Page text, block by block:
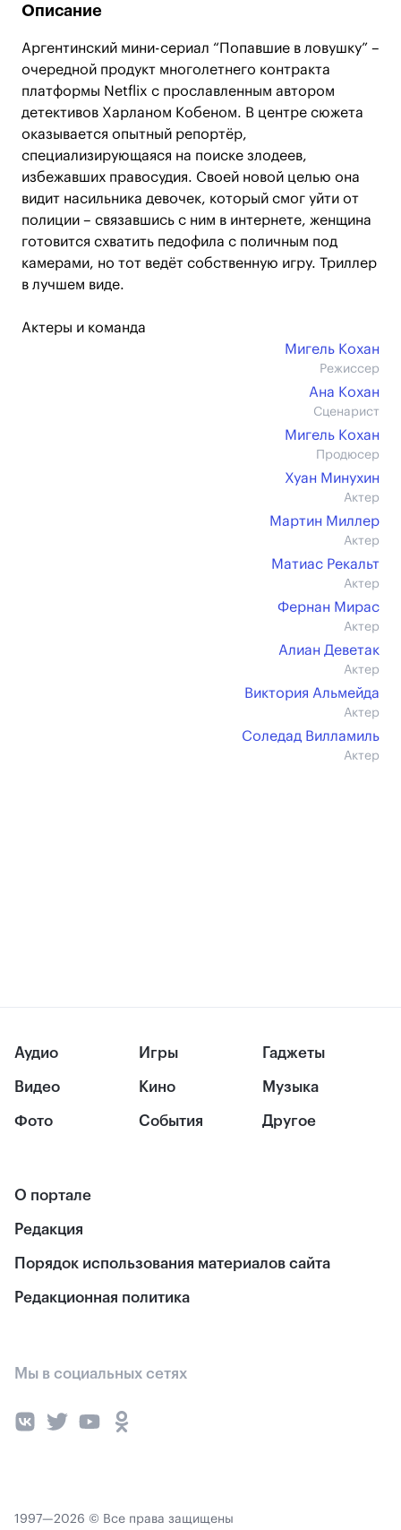
Описание
Аргентинский мини-сериал “Попавшие в ловушку” –
очередной продукт многолетнего контракта
платформы Netflix с прославленным автором
детективов Харланом Кобеном. В центре сюжета
оказывается опытный репортёр,
специализирующаяся на поиске злодеев,
избежавших правосудия. Своей новой целью она
видит насильника девочек, который смог уйти от
полиции – связавшись с ним в интернете, женщина
готовится схватить педофила с поличным под
камерами, но тот ведёт собственную игру. Триллер
в лучшем виде.
Актеры и команда
Мигель Кохан
Режиссер
Ана Кохан
Сценарист
Мигель Кохан
Продюсер
Хуан Минухин
Актер
Мартин Миллер
Актер
Матиас Рекальт
Актер
Фернан Мирас
Актер
Алиан Деветак
Актер
Виктория Альмейда
Актер
Соледад Вилламиль
Актер
Аудио
Видео
Фото
Игры
Кино
События
Гаджеты
Музыка
Другое
О портале
Редакция
Порядок использования материалов сайта
Редакционная политика
Мы в социальных сетях
1997—2026 © Все права защищены